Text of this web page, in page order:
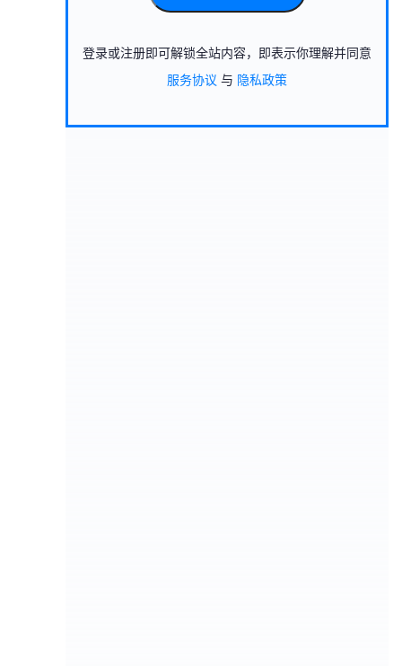
登录或注册即可解锁全站内容，即表示你理解并同意
服务协议 与 隐私政策